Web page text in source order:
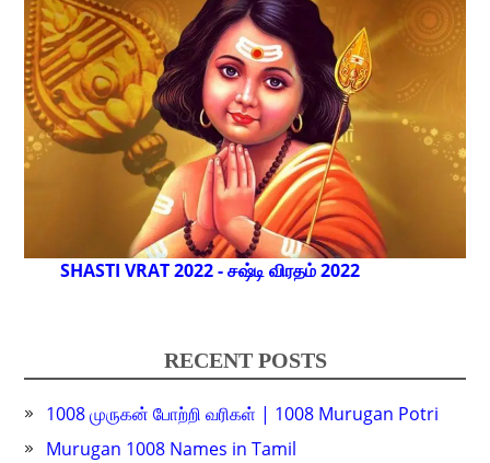
SHASTI VRAT 2022 - சஷ்டி விரதம் 2022
RECENT POSTS
1008 முருகன் போற்றி வரிகள் | 1008 Murugan Potri
Murugan 1008 Names in Tamil